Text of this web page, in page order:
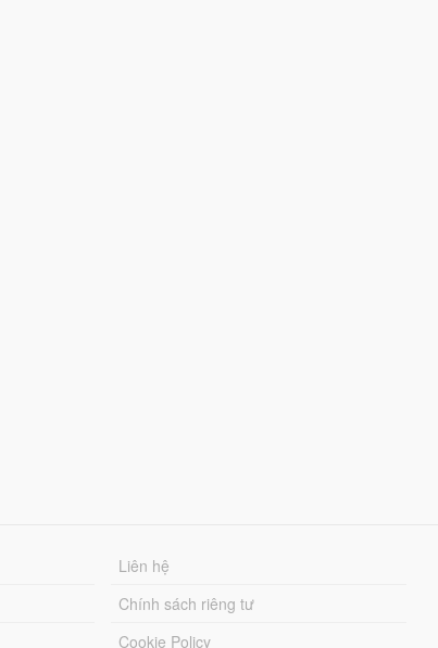
Liên hệ
Chính sách riêng tư
Cookie Policy